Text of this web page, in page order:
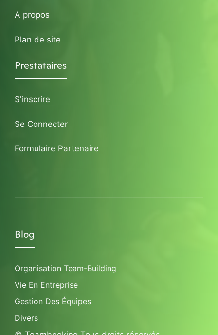
A propos
Plan de site
Prestataires
S'inscrire
Se Connecter
Formulaire Partenaire
Blog
Organisation Team-Building
Vie En Entreprise
Gestion Des Équipes
Divers